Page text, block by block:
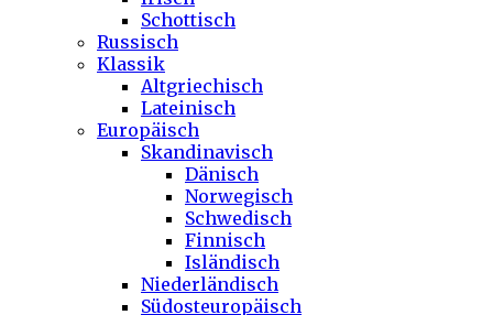
Schottisch
Russisch
Klassik
Altgriechisch
Lateinisch
Europäisch
Skandinavisch
Dänisch
Norwegisch
Schwedisch
Finnisch
Isländisch
Niederländisch
Südosteuropäisch